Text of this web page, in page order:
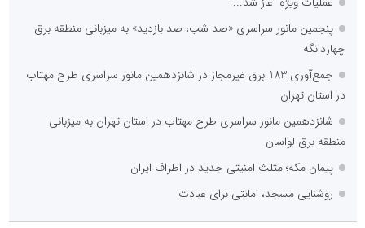
پنجمین مانور سراسری «صد شب، صد بازدید» به میزبانی منطقه برق
چهاردانگه
جمع‌آوری 183 برق غیرمجاز در شانزدهمین مانور سراسری طرح مهتاب
در استان تهران
شانزدهمین مانور سراسری طرح مهتاب در استان تهران به میزبانی
منطقه برق لواسان
پیمان مکه؛ مثلث امنیتی جدید در اطراف ایران
روشنایی مسجد، امانتی برای عبادت